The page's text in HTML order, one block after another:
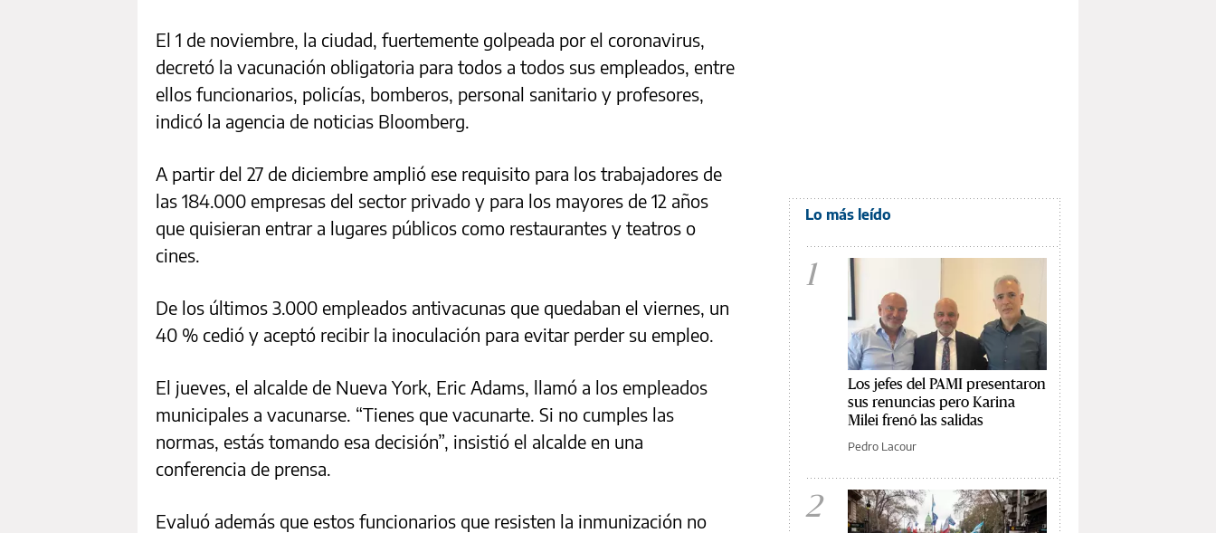
El 1 de noviembre, la ciudad, fuertemente golpeada por el coronavirus,
decretó la vacunación obligatoria para todos a todos sus empleados, entre
ellos funcionarios, policías, bomberos, personal sanitario y profesores,
indicó la agencia de noticias Bloomberg.
A partir del 27 de diciembre amplió ese requisito para los trabajadores de
las 184.000 empresas del sector privado y para los mayores de 12 años
que quisieran entrar a lugares públicos como restaurantes y teatros o
cines.
De los últimos 3.000 empleados antivacunas que quedaban el viernes, un
40 % cedió y aceptó recibir la inoculación para evitar perder su empleo.
El jueves, el alcalde de Nueva York, Eric Adams, llamó a los empleados
municipales a vacunarse. “Tienes que vacunarte. Si no cumples las
normas, estás tomando esa decisión”, insistió el alcalde en una
conferencia de prensa.
Evaluó además que estos funcionarios que resisten la inmunización no
Lo más leído
1
Los jefes del PAMI presentaron
sus renuncias pero Karina
Milei frenó las salidas
Pedro Lacour
2